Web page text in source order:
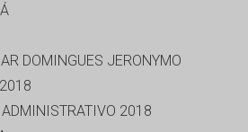
DOMINGUES JERONYMO
ADMINISTRATIVO 2018